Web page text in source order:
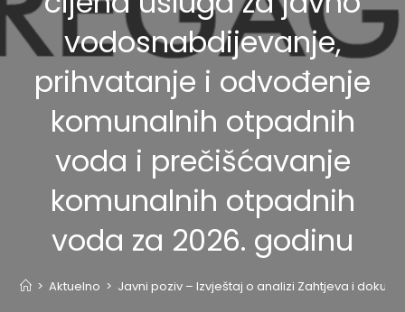
vodosnabdijevanje,
prihvatanje i odvođenje
komunalnih otpadnih
voda i prečišćavanje
komunalnih otpadnih
voda za 2026. godinu
> Aktuelno > Javni poziv – Izvještaj o analizi Zahtjeva i